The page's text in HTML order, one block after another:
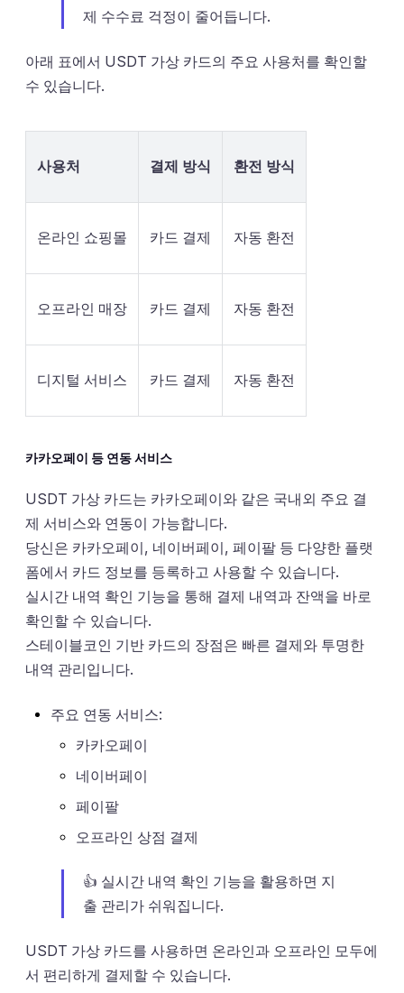
제 수수료 걱정이 줄어듭니다.
아래 표에서 USDT 가상 카드의 주요 사용처를 확인할
수 있습니다.
사용처 결제 방식 환전 방식
온라인 쇼핑몰 카드 결제 자동 환전
오프라인 매장 카드 결제 자동 환전
디지털 서비스 카드 결제 자동 환전
카카오페이 등 연동 서비스
USDT 가상 카드는 카카오페이와 같은 국내외 주요 결
제 서비스와 연동이 가능합니다.
당신은 카카오페이, 네이버페이, 페이팔 등 다양한 플랫
폼에서 카드 정보를 등록하고 사용할 수 있습니다.
실시간 내역 확인 기능을 통해 결제 내역과 잔액을 바로
확인할 수 있습니다.
스테이블코인 기반 카드의 장점은 빠른 결제와 투명한
내역 관리입니다.
주요 연동 서비스:
카카오페이
네이버페이
페이팔
오프라인 상점 결제
👍 실시간 내역 확인 기능을 활용하면 지
출 관리가 쉬워집니다.
USDT 가상 카드를 사용하면 온라인과 오프라인 모두에
서 편리하게 결제할 수 있습니다.